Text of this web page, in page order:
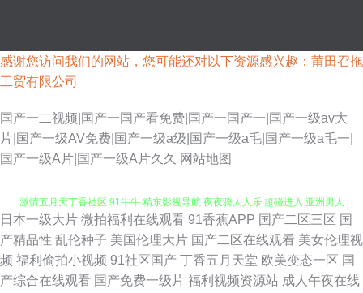
感谢您访问我们的网站，您可能还对以下资源感兴趣：莆田召拖
工贸有限公司
国产一二视频|国产一国产看免费|国产一国产一|国产一级av大
片|国产一级AV免费|国产一级a级|国产一级a毛|国产一级a毛一|
国产一级A片|国产一级A片久久 网站地图
狠狠操狠狠撸 成人午夜剧场久久 91茄子网站 久久人妻 人人人人操 91社区
激情五月天丁香社区 91牛牛 精东影视导航 夜夜骑人人乐 超碰进入 亚洲男人
日本一级大片 微拍福利在线观看 91香蕉APP 国产二区三区 国
产精品性 乱伦种子 美国伦理大片 国产二区在线观看 美女伦理视
频 福利偷拍小视频 91社区国产 丁香五月天堂 欧美变态一区 国
产综合在线观看 国产免费一级片 福利视频资源站 成人午夜在线